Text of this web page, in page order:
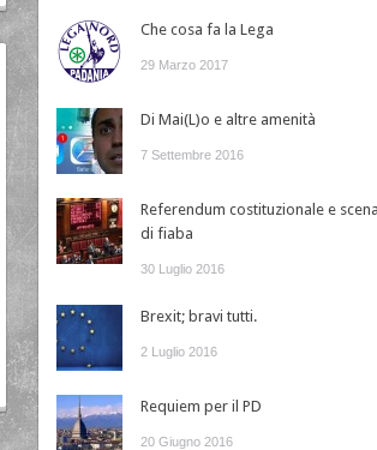
Che cosa fa la Lega
29 Marzo 2017
Di Mai(L)o e altre amenità
7 Settembre 2016
Referendum costituzionale e
di fiaba
30 Luglio 2016
Brexit; bravi tutti.
2 Luglio 2016
Requiem per il PD
20 Giugno 2016